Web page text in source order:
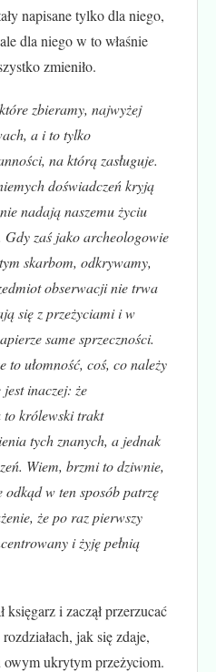
napisane tylko dla niego,
dla niego w to właśnie
zmieniło.
zbieramy, najwyżej
a i to tylko
na którą zasługuje.
doświadczeń kryją
nadają naszemu życiu
zaś jako archeologowie
skarbom, odkrywamy,
obserwacji nie trwa
się z przeżyciami i w
same sprzeczności.
to ułomność, coś, co należy
inaczej: że
to królewski trakt
tych znanych, a jednak
Wiem, brzmi to dziwnie,
w ten sposób patrzę
że po raz pierwszy
i żyję pełnią
i zaczął przerzucać
jak się zdaje,
owym ukrytym przeżyciom.